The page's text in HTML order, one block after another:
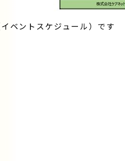
ベントスケジュール）です